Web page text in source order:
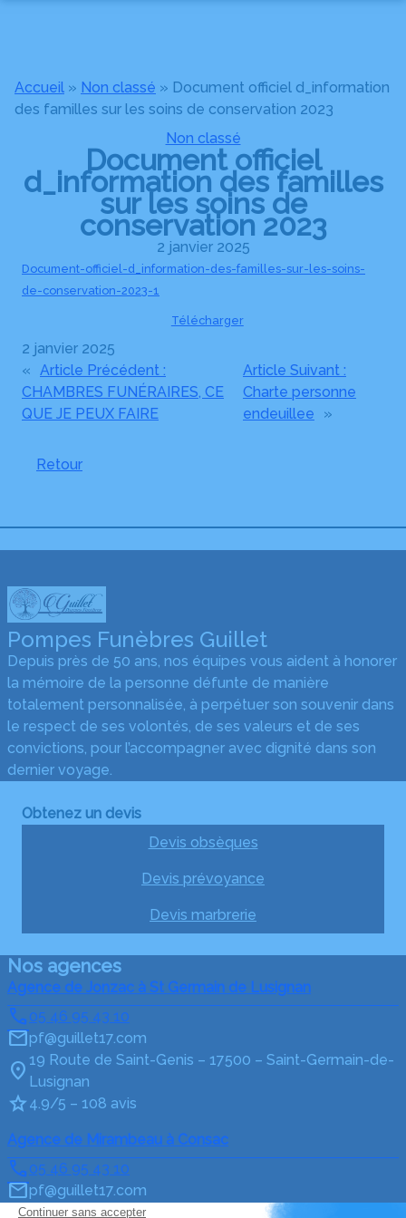
PRÉVOIR SES OBSÈQUES
MONUMENTS FUNÉRAIRES
SERVICES AUX FAMILLES
NETTOYAGE DE MONUMENTS FUNÉRAIRES
JONZAC
MIRAMBEAU
NOTRE CHAMBRE FUNERAIRE
CÉRÉMONIES
BOUTIQUE EN LIGNE
AMBULANCES – VSL – TAXI
Accueil » Non classé » Document officiel d_information
des familles sur les soins de conservation 2023
Non classé
Document officiel
d_information des familles
sur les soins de
conservation 2023
2 janvier 2025
Document-officiel-d_information-des-familles-sur-les-soins-
de-conservation-2023-1
Télécharger
2 janvier 2025
« Article Précédent :
CHAMBRES FUNÉRAIRES, CE
QUE JE PEUX FAIRE
Article Suivant :
Charte personne
endeuillee
»
Retour
Pompes Funèbres Guillet
Depuis près de 50 ans, nos équipes vous aident à honorer
la mémoire de la personne défunte de manière
totalement personnalisée, à perpétuer son souvenir dans
le respect de ses volontés, de ses valeurs et de ses
convictions, pour l’accompagner avec dignité dans son
dernier voyage.
Obtenez un devis
Devis obsèques
Devis prévoyance
Devis marbrerie
Nos agences
Agence de Jonzac à St Germain de Lusignan
05 46 95 43 10
pf@guillet17.com
19 Route de Saint-Genis – 17500 – Saint-Germain-de-
Lusignan
4.9/5 – 108 avis
Agence de Mirambeau à Consac
05 46 95 43 10
pf@guillet17.com
3 La Bergerie – 17150 – Consac